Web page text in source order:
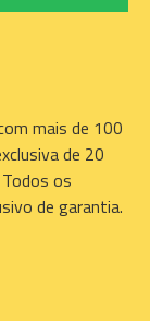
mais de 100
de 20
os
de garantia.